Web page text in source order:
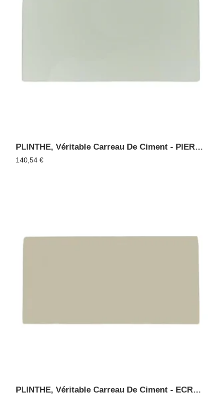
PLINTHE, Véritable Carreau De Ciment - PIERRE 10
140,54€
PLINTHE, Véritable Carreau De Ciment - ECRU 06